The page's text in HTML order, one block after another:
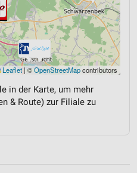
Leaflet | ©OpenStreetMapcontributors
in der Karte, um mehr
& Route) zur Filiale zu